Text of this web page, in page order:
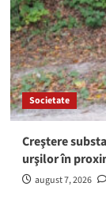
Societate
Creştere
urşilor în
august 7, 2026